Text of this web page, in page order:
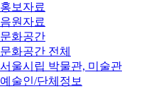
홍보자료
음원자료
문화공간
문화공간 전체
서울시립 박물관, 미술관
예술인/단체정보